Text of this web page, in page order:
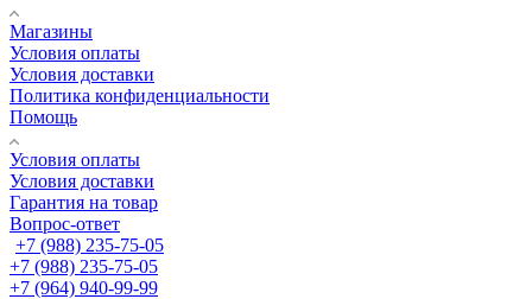
Магазины
Условия оплаты
Условия доставки
Политика конфиденциальности
Помощь
Условия оплаты
Условия доставки
Гарантия на товар
Вопрос-ответ
+7 (988) 235-75-05
+7 (988) 235-75-05
+7 (964) 940-99-99